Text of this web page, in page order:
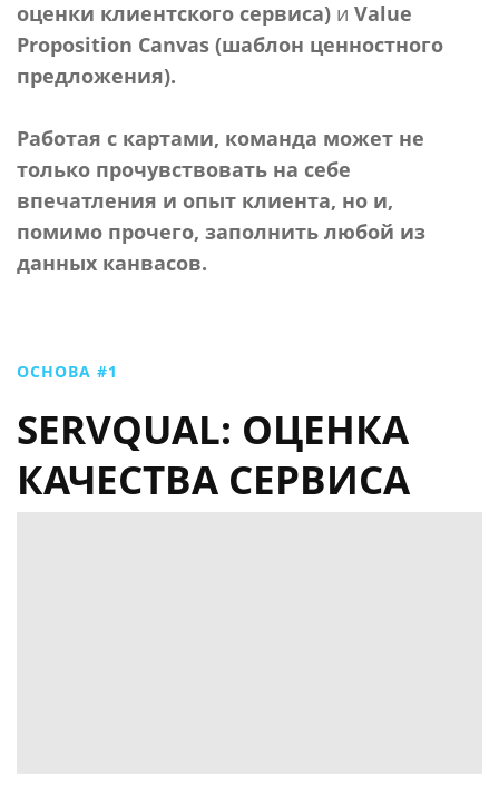
оценки клиентского сервиса) и Value
Proposition Canvas (шаблон ценностного
предложения).
Работая с картами, команда может не
только прочувствовать на себе
впечатления и опыт клиента, но и,
помимо прочего, заполнить любой из
данных канвасов.
ОСНОВА #1
SERVQUAL: ОЦЕНКА
КАЧЕСТВА СЕРВИСА